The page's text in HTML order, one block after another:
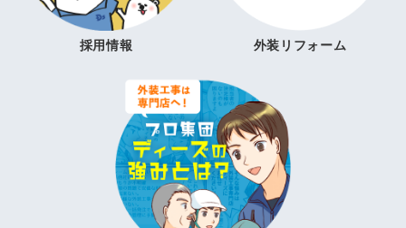
採用情報 外装リフォーム